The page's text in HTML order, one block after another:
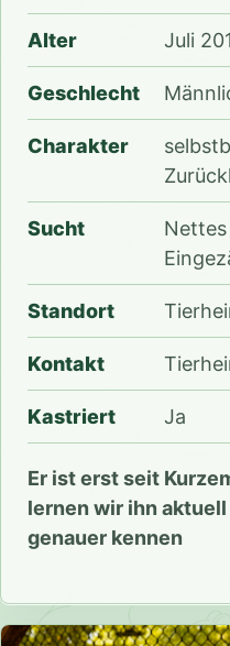
Alter Juli
Geschlecht
Charakter
Sucht
Nettes
Standort
Kontakt
Kastriert Ja
Er ist erst seit
lernen wir ihn
genauer kennen